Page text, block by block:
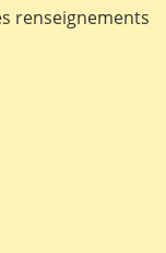
renseignements